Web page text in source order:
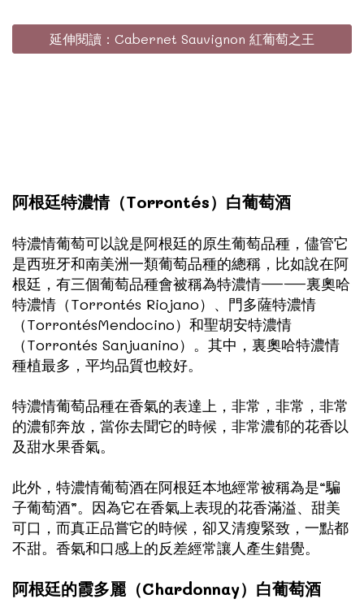
延伸閱讀：Cabernet Sauvignon 紅葡萄之王
阿根廷特濃情（Torrontés）白葡萄酒
特濃情葡萄可以說是阿根廷的原生葡萄品種，儘管它
是西班牙和南美洲一類葡萄品種的總稱，比如說在阿
根廷，有三個葡萄品種會被稱為特濃情——裏奧哈
特濃情（Torrontés Riojano）、門多薩特濃情
（TorrontésMendocino）和聖胡安特濃情
（Torrontés Sanjuanino）。其中，裏奧哈特濃情
種植最多，平均品質也較好。
特濃情葡萄品種在香氣的表達上，非常，非常，非常
的濃郁奔放，當你去聞它的時候，非常濃郁的花香以
及甜水果香氣。
此外，特濃情葡萄酒在阿根廷本地經常被稱為是“騙
子葡萄酒”。因為它在香氣上表現的花香滿溢、甜美
可口，而真正品嘗它的時候，卻又清瘦緊致，一點都
不甜。香氣和口感上的反差經常讓人產生錯覺。
阿根廷的霞多麗（Chardonnay）白葡萄酒